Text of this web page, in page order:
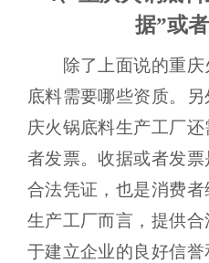
据”或
除了上面说的重庆
底料需要哪些资质。
庆火锅底料生产工厂
者发票。收据或者发
合法凭证，也是消费
生产工厂而言，提供
于建立企业的良好信